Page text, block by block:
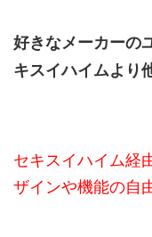
好きなメーカーの
キスイハイムより
セキスイハイム経
ザインや機能の自